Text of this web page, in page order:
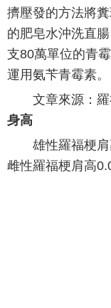
擠壓發的方法將
的肥皂水沖洗直
支80萬單位的青
運用氨苄青霉素。
文章來源：
身高
雄性羅福梗
雌性羅福梗肩高